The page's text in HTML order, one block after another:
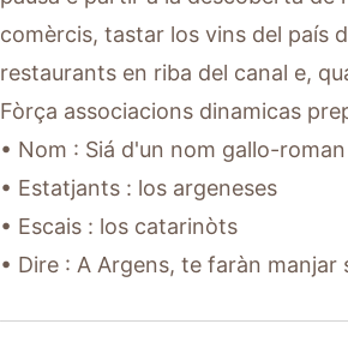
comèrcis, tastar los vins del país
restaurants en riba del canal e,
Fòrça associacions dinamicas
• Nom : Siá d'un nom gallo-
• Estatjants : los argeneses
• Escais : los catarinòts
• Dire : A Argens, te faràn manjar